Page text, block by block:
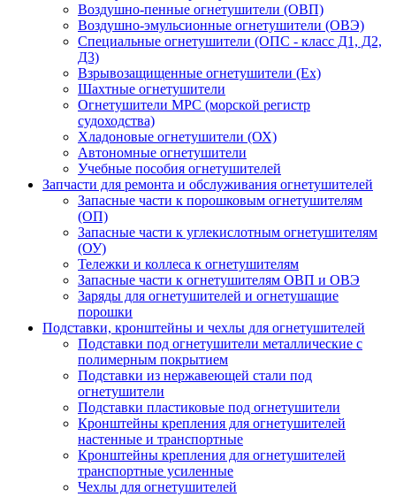
Воздушно-пенные огнетушители (ОВП)
Воздушно-эмульсионные огнетушители (ОВЭ)
Специальные огнетушители (ОПС - класс Д1, Д2,
Д3)
Взрывозащищенные огнетушители (Ex)
Шахтные огнетушители
Огнетушители МРС (морской регистр
судоходства)
Хладоновые огнетушители (ОХ)
Автономные огнетушители
Учебные пособия огнетушителей
Запчасти для ремонта и обслуживания огнетушителей
Запасные части к порошковым огнетушителям
(ОП)
Запасные части к углекислотным огнетушителям
(ОУ)
Тележки и коллеса к огнетушителям
Запасные части к огнетушителям ОВП и ОВЭ
Заряды для огнетушителей и огнетушащие
порошки
Подставки, кронштейны и чехлы для огнетушителей
Подставки под огнетушители металлические с
полимерным покрытием
Подставки из нержавеющей стали под
огнетушители
Подставки пластиковые под огнетушители
Кронштейны крепления для огнетушителей
настенные и транспортные
Кронштейны крепления для огнетушителей
транспортные усиленные
Чехлы для огнетушителей